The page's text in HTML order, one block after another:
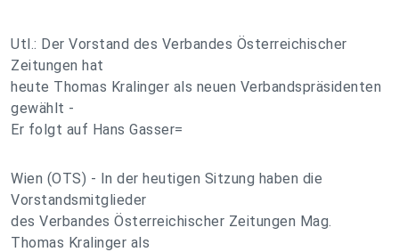
Utl.: Der Vorstand des Verbandes Österreichischer
Zeitungen hat
heute Thomas Kralinger als neuen Verbandspräsidenten
gewählt -
Er folgt auf Hans Gasser=
Wien (OTS) - In der heutigen Sitzung haben die
Vorstandsmitglieder
des Verbandes Österreichischer Zeitungen Mag.
Thomas Kralinger als